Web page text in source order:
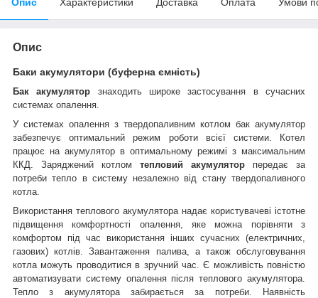
Опис
Баки акумулятори (буферна ємність)
Бак акумулятор знаходить широке застосування в сучасних
системах опалення.
У системах опалення з твердопаливним котлом бак акумулятор
забезпечує оптимальний режим роботи всієї системи. Котел
працює на акумулятор в оптимальному режимі з максимальним
ККД. Заряджений котлом тепловий акумулятор передає за
потреби тепло в систему незалежно від стану твердопаливного
котла.
Використання теплового акумулятора надає користувачеві істотне
підвищення комфортності опалення, яке можна порівняти з
комфортом під час використання інших сучасних (електричних,
газових) котлів. Завантаження палива, а також обслуговування
котла можуть проводитися в зручний час. Є можливість повністю
автоматизувати систему опалення після теплового акумулятора.
Тепло з акумулятора забирається за потреби. Наявність